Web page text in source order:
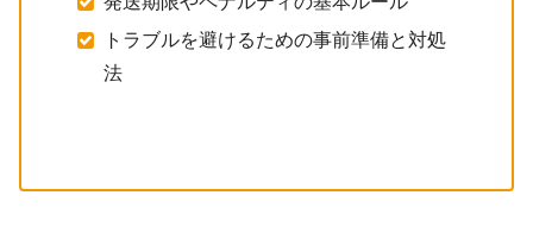
トラブルを避けるための事前準備と対処
法